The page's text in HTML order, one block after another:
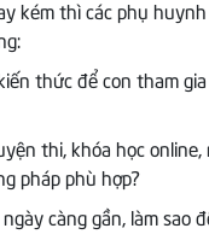
kém thì các phụ
thức để con tham
thi, khóa học online,
pháp phù hợp?
càng gần, làm sao